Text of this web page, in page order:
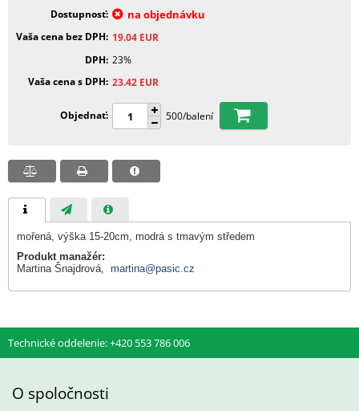
Dostupnosť
na objednávku
Vaša cena bez DPH 19.04 EUR
DPH 23%
Vaša cena s DPH 23.42 EUR
Objednať 500/balení
mořená, výška 15-20cm, modrá s tmavým středem
Produkt manažér:
Martina Šnajdrová, martina@pasic.cz
Technické oddelenie: +420 553 786 006
O spoločnosti